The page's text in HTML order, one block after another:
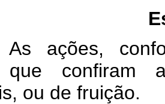
ações,
que confiram
ou de fruição.